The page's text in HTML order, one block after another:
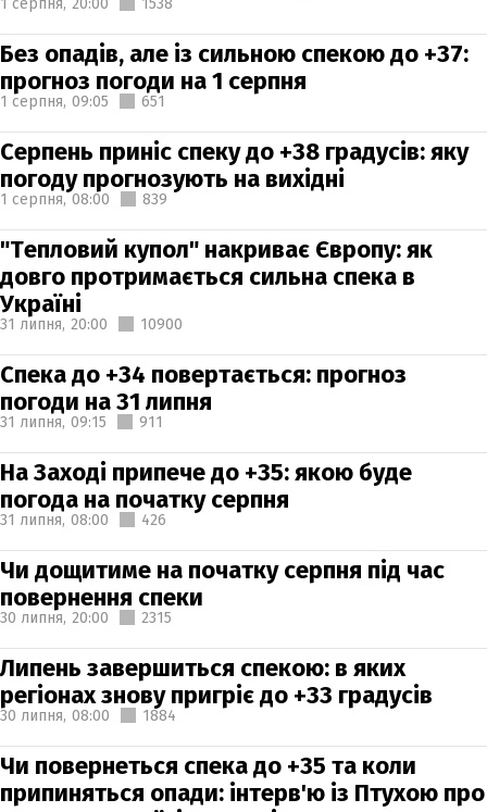
Без опадів, але із сильною спекою до +37:
прогноз погоди на 1 серпня
1 серпня, 09:05 651
Серпень приніс спеку до +38 градусів: яку
погоду прогнозують на вихідні
1 серпня, 08:00 839
"Тепловий купол" накриває Європу: як
довго протримається сильна спека в
Україні
31 липня, 20:00 10900
Спека до +34 повертається: прогноз
погоди на 31 липня
31 липня, 09:15 911
На Заході припече до +35: якою буде
погода на початку серпня
31 липня, 08:00 426
Чи дощитиме на початку серпня під час
повернення спеки
30 липня, 20:00 2315
Липень завершиться спекою: в яких
регіонах знову пригріє до +33 градусів
30 липня, 08:00 1884
Чи повернеться спека до +35 та коли
припиняться опади: інтерв'ю із Птухою про